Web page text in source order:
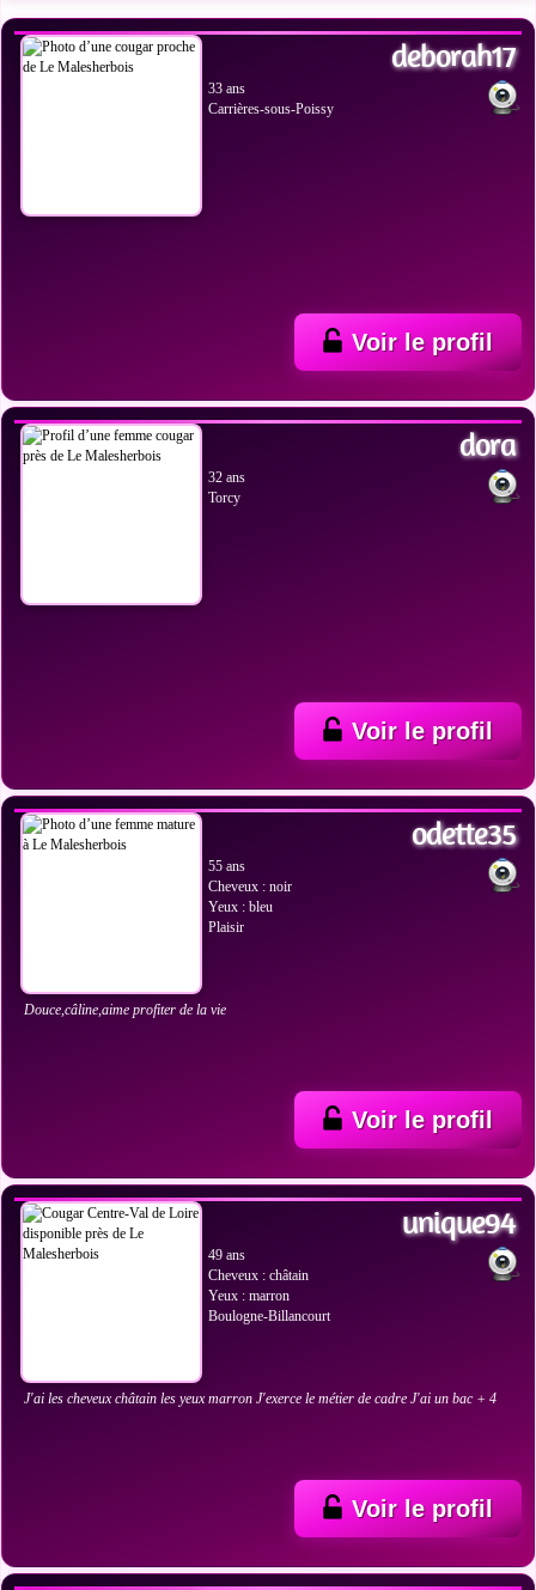
deborah17
33 ans
Carrières-sous-Poissy
Voir le profil
dora
32 ans
Torcy
Voir le profil
odette35
55 ans
Cheveux : noir
Yeux : bleu
Plaisir
Douce,câline,aime profiter de la vie
Voir le profil
VOIR LES PHOTOS
unique94
49 ans
Cheveux : châtain
Yeux : marron
Boulogne-Billancourt
J'ai les cheveux châtain les yeux marron J'exerce le métier de cadre J'ai un bac + 4
Voir le profil